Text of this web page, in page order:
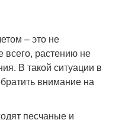
– это не
всего, растению не
В такой ситуации в
внимание на
песчаные и